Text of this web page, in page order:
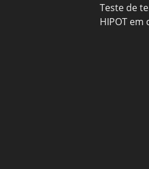
Teste de
HIPOT em